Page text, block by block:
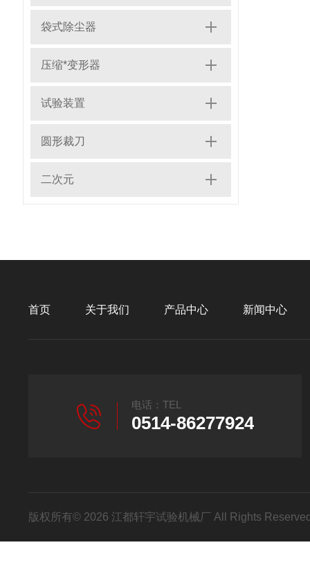
袋式除尘器
压缩*变形器
试验装置
圆形裁刀
二次元
首页 关于我们 产品中心 新闻中心
电话：TEL
0514-86277924
版权所有© 2026 江都轩宇试验机械厂 All Rights